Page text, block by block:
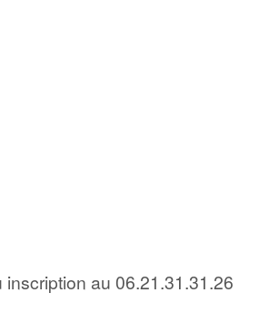
au 06.21.31.31.26